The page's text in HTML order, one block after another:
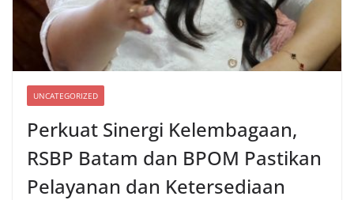
UNCATEGORIZED
Perkuat Sinergi Kelembagaan,
RSBP Batam dan BPOM Pastikan
Pelayanan dan Ketersediaan